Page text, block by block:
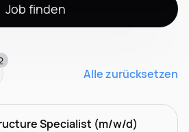
Job finden
Alle zurücksetzen
Specialist (m/w/d)